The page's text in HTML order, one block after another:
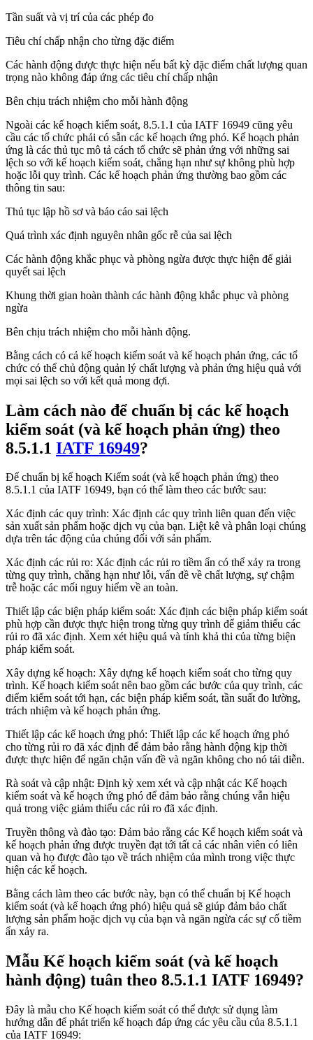
Tần suất và vị trí của các phép đo
Tiêu chí chấp nhận cho từng đặc điểm
Các hành động được thực hiện nếu bất kỳ đặc điểm chất lượng quan
trọng nào không đáp ứng các tiêu chí chấp nhận
Bên chịu trách nhiệm cho mỗi hành động
Ngoài các kế hoạch kiểm soát, 8.5.1.1 của IATF 16949 cũng yêu
cầu các tổ chức phải có sẵn các kế hoạch ứng phó. Kế hoạch phản
ứng là các thủ tục mô tả cách tổ chức sẽ phản ứng với những sai
lệch so với kế hoạch kiểm soát, chẳng hạn như sự không phù hợp
hoặc lỗi quy trình. Các kế hoạch phản ứng thường bao gồm các
thông tin sau:
Thủ tục lập hồ sơ và báo cáo sai lệch
Quá trình xác định nguyên nhân gốc rễ của sai lệch
Các hành động khắc phục và phòng ngừa được thực hiện để giải
quyết sai lệch
Khung thời gian hoàn thành các hành động khắc phục và phòng
ngừa
Bên chịu trách nhiệm cho mỗi hành động.
Bằng cách có cả kế hoạch kiểm soát và kế hoạch phản ứng, các tổ
chức có thể chủ động quản lý chất lượng và phản ứng hiệu quả với
mọi sai lệch so với kết quả mong đợi.
Làm cách nào để chuẩn bị các kế hoạch
kiểm soát (và kế hoạch phản ứng) theo
8.5.1.1 IATF 16949?
Để chuẩn bị kế hoạch Kiểm soát (và kế hoạch phản ứng) theo
8.5.1.1 của IATF 16949, bạn có thể làm theo các bước sau:
Xác định các quy trình: Xác định các quy trình liên quan đến việc
sản xuất sản phẩm hoặc dịch vụ của bạn. Liệt kê và phân loại chúng
dựa trên tác động của chúng đối với sản phẩm.
Xác định các rủi ro: Xác định các rủi ro tiềm ẩn có thể xảy ra trong
từng quy trình, chẳng hạn như lỗi, vấn đề về chất lượng, sự chậm
trễ hoặc các mối nguy hiểm về an toàn.
Thiết lập các biện pháp kiểm soát: Xác định các biện pháp kiểm soát
phù hợp cần được thực hiện trong từng quy trình để giảm thiểu các
rủi ro đã xác định. Xem xét hiệu quả và tính khả thi của từng biện
pháp kiểm soát.
Xây dựng kế hoạch: Xây dựng kế hoạch kiểm soát cho từng quy
trình. Kế hoạch kiểm soát nên bao gồm các bước của quy trình, các
điểm kiểm soát tới hạn, các biện pháp kiểm soát, tần suất đo lường,
trách nhiệm và kế hoạch phản ứng.
Thiết lập các kế hoạch ứng phó: Thiết lập các kế hoạch ứng phó
cho từng rủi ro đã xác định để đảm bảo rằng hành động kịp thời
được thực hiện để ngăn chặn vấn đề và ngăn không cho nó tái diễn.
Rà soát và cập nhật: Định kỳ xem xét và cập nhật các Kế hoạch
kiểm soát và kế hoạch ứng phó để đảm bảo rằng chúng vẫn hiệu
quả trong việc giảm thiểu các rủi ro đã xác định.
Truyền thông và đào tạo: Đảm bảo rằng các Kế hoạch kiểm soát và
kế hoạch phản ứng được truyền đạt tới tất cả các nhân viên có liên
quan và họ được đào tạo về trách nhiệm của mình trong việc thực
hiện các kế hoạch.
Bằng cách làm theo các bước này, bạn có thể chuẩn bị Kế hoạch
kiểm soát (và kế hoạch ứng phó) hiệu quả sẽ giúp đảm bảo chất
lượng sản phẩm hoặc dịch vụ của bạn và ngăn ngừa các sự cố tiềm
ẩn xảy ra.
Mẫu Kế hoạch kiểm soát (và kế hoạch
hành động) tuân theo 8.5.1.1 IATF 16949?
Đây là mẫu cho Kế hoạch kiểm soát có thể được sử dụng làm
hướng dẫn để phát triển kế hoạch đáp ứng các yêu cầu của 8.5.1.1
của IATF 16949: